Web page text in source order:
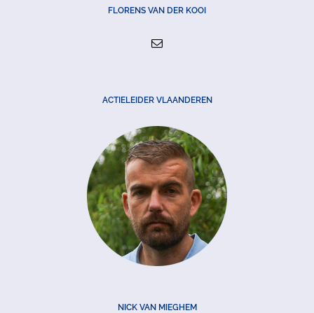
FLORENS VAN DER KOOI
ACTIELEIDER VLAANDEREN
NICK VAN MIEGHEM